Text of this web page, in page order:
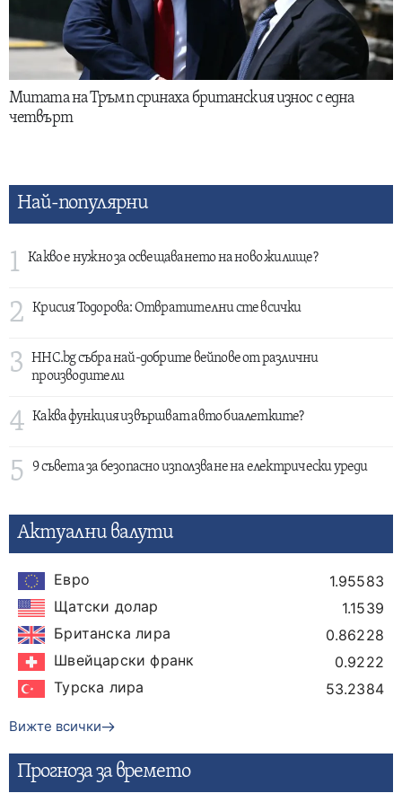
Митата на Тръмп сринаха британския износ с една
четвърт
Най-популярни
1 Какво е нужно за освещаването на ново жилище?
2 Крисия Тодорова: Отвратителни сте всички
3
HHC.bg събра най-добрите вейпове от различни
производители
4 Каква функция извършват авто биалетките?
5 9 съвета за безопасно използване на електрически уреди
Актуални валути
Евро
1.95583
Щатски долар
1.1539
Британска лира
0.86228
Швейцарски франк
0.9222
Турска лира
53.2384
Вижте всички
Прогнозa за времето